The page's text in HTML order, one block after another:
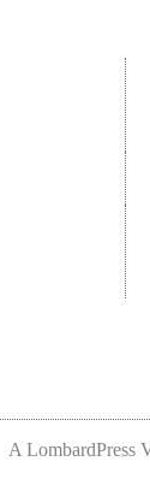
A LombardPress